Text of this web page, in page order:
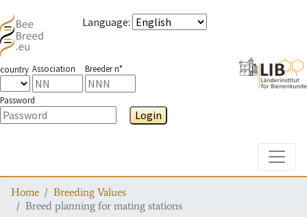
Language:
country Association Breeder n°
Password
Login
Home
Breeding Values
Breed planning for mating stations